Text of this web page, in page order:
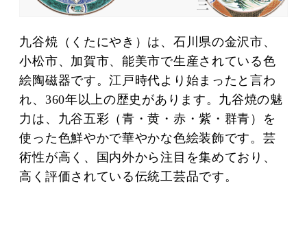
九谷焼（くたにやき）は、石川県の金沢市、
小松市、加賀市、能美市で生産されている色
絵陶磁器です。江戸時代より始まったと言わ
れ、360年以上の歴史があります。九谷焼の魅
力は、九谷五彩（青・黄・赤・紫・群青）を
使った色鮮やかで華やかな色絵装飾です。芸
術性が高く、国内外から注目を集めており、
高く評価されている伝統工芸品です。